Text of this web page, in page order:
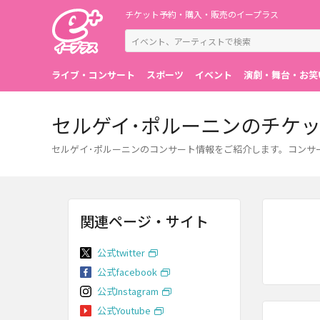
チケット予約・購入・販売のイープラス
ライブ・コンサート スポーツ イベント 演劇・舞台・お笑
セルゲイ･ポルーニンのチケ
セルゲイ･ポルーニンのコンサート情報をご紹介します。コン
関連ページ・サイト
公式twitter
公式facebook
公式Instagram
公式Youtube